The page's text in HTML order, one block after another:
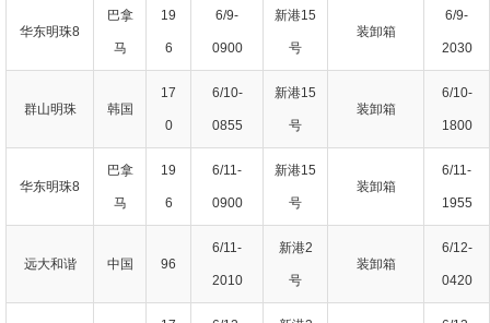
华东明珠8
巴拿
马
19
6
6/9-
0900
新港15
号
装卸箱
6/9-
2030
群山明珠 韩国
17
0
6/10-
0855
新港15
号
装卸箱
6/10-
1800
华东明珠8
巴拿
马
19
6
6/11-
0900
新港15
号
装卸箱
6/11-
1955
远大和谐 中国 96
6/11-
2010
新港2
号
装卸箱
6/12-
0420